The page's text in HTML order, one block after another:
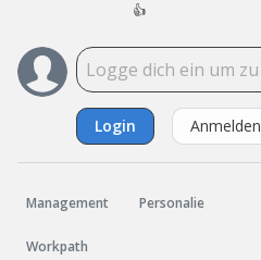
👍
Login Anmelden
Management Personalie
Workpath